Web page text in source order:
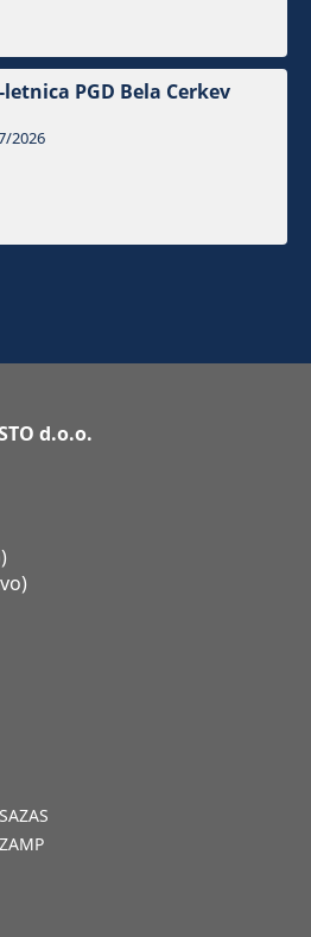
letnica PGD Bela Cerkev
2026
d.o.o.